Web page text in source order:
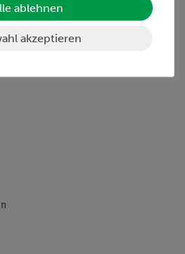
ablehnen
akzeptieren